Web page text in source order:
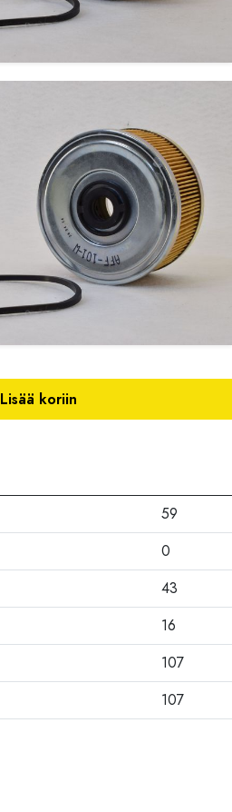
Lisää koriin
59
0
43
16
107
107